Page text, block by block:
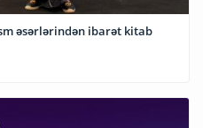
əsərlərindən ibarət kitab